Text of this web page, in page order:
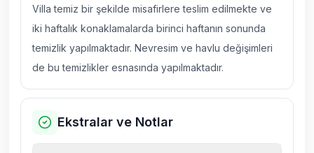
Villa temiz bir şekilde misafirlere teslim edilmekte ve
iki haftalık konaklamalarda birinci haftanın sonunda
temizlik yapılmaktadır. Nevresim ve havlu değişimleri
de bu temizlikler esnasında yapılmaktadır.
Ekstralar ve Notlar